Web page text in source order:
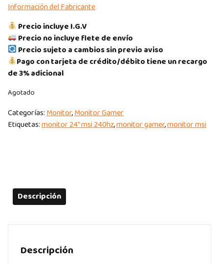
Información del Fabricante
Precio incluye I.G.V
Precio no incluye flete de envío
Precio sujeto a cambios sin previo aviso
Pago con tarjeta de crédito/débito tiene un recargo
de 3% adicional
Agotado
Categorías:Monitor,Monitor Gamer
Etiquetas:monitor 24" msi 240hz,monitor gamer,monitor msi
Descripción
Descripción